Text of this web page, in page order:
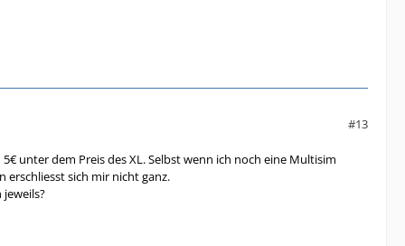
#13
unter dem Preis des XL. Selbst wenn ich noch eine Multisim
erschliesst sich mir nicht ganz.